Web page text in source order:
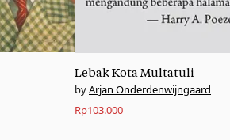
Lebak Kota Multatuli
Arjan Onderdenwijngaard
Rp103.000